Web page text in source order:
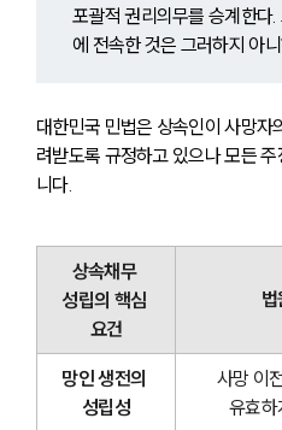
포괄적 권리의무를 승계한다
에 전속한 것은 그러하지 아
대한민국 민법은 상속인이 사망
려받도록 규정하고 있으나 모든
니다.
상속채무
성립의 핵심
요건
망인 생전의
성립성
사망 이
유효하